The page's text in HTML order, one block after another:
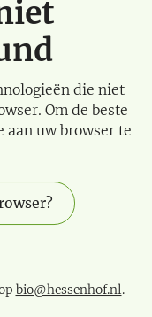
die niet
Om de beste
aan uw browser te
bio@hessenhof.nl.